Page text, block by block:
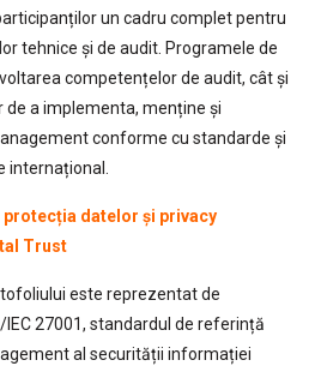
un cadru complet pentru
tehnice și de audit. Programele de
competențelor de audit, cât și
a implementa, menține și
conforme cu standarde și
internațional.
datelor și privacy
Trust
este reprezentat de
27001, standardul de referință
al securității informației